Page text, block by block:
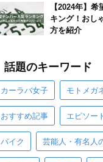
【2024年】
キング！おし
方を紹介
話題のキーワード
カーラバ女子 モトメガ
おすすめ記事 エピソー
バイク 芸能人・有名人